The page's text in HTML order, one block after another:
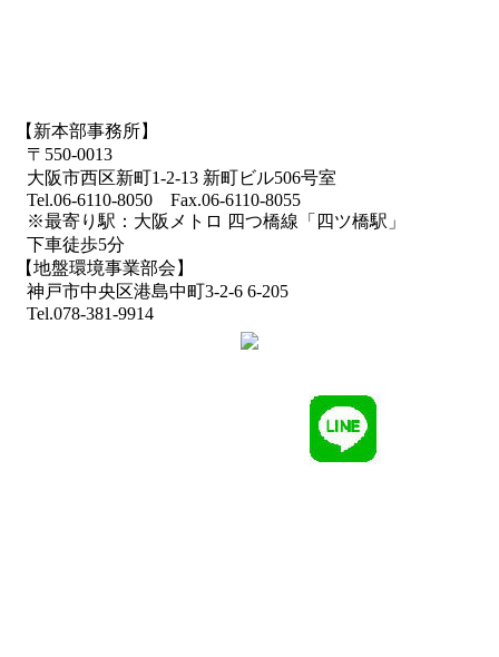
【新本部事務所】
〒550-0013
大阪市西区新町1-2-13 新町ビル506号室
Tel.06-6110-8050 Fax.06-6110-8055
※最寄り駅：大阪メトロ 四つ橋線「四ツ橋駅」
下車徒歩5分
【地盤環境事業部会】
神戸市中央区港島中町3-2-6 6-205
Tel.078-381-9914